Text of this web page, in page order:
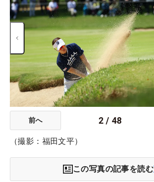
前へ 2 / 48
（撮影：福田文平）
この写真の記事を読む